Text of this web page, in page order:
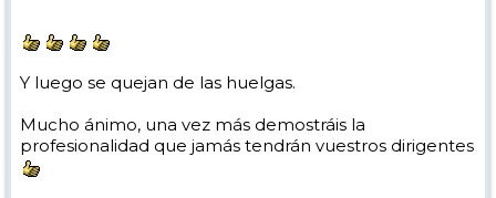
Y luego se quejan de las huelgas.
Mucho ánimo, una vez más demostráis la
profesionalidad que jamás tendrán vuestros dirigentes